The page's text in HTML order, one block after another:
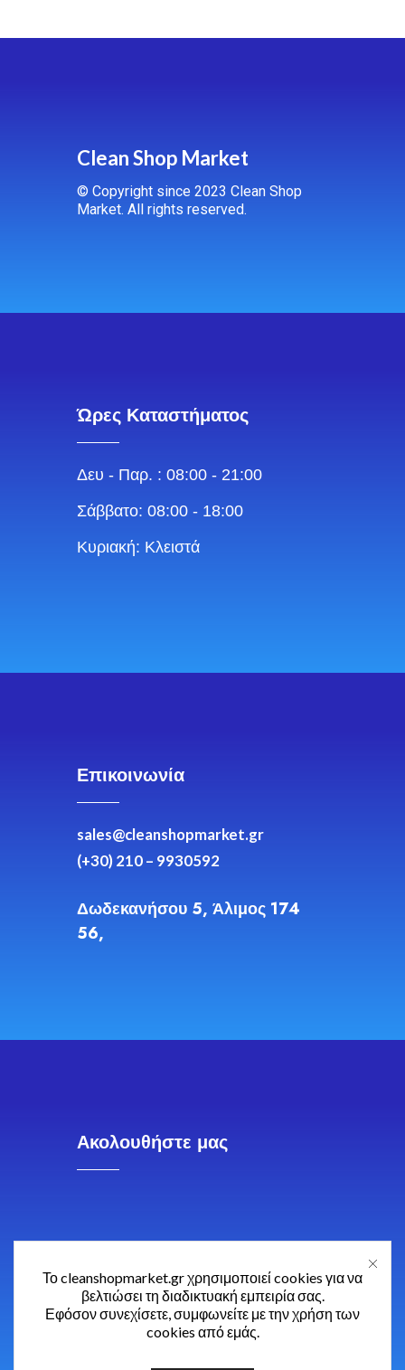
Το cleanshopmarket.gr χρησιμοποιεί cookies για να
βελτιώσει τη διαδικτυακή εμπειρία σας.
Εφόσον συνεχίσετε, συμφωνείτε με την χρήση των
cookies από εμάς.
Clean Shop Market
© Copyright since 2023 Clean Shop
Market. All rights reserved.
Ώρες Καταστήματος
Δευ - Παρ. : 08:00 - 21:00
Σάββατο: 08:00 - 18:00
Κυριακή: Κλειστά
Επικοινωνία
sales@cleanshopmarket.gr
(+30) 210 – 9930592
Δωδεκανήσου 5, Άλιμος 174
56,
Ακολουθήστε μας